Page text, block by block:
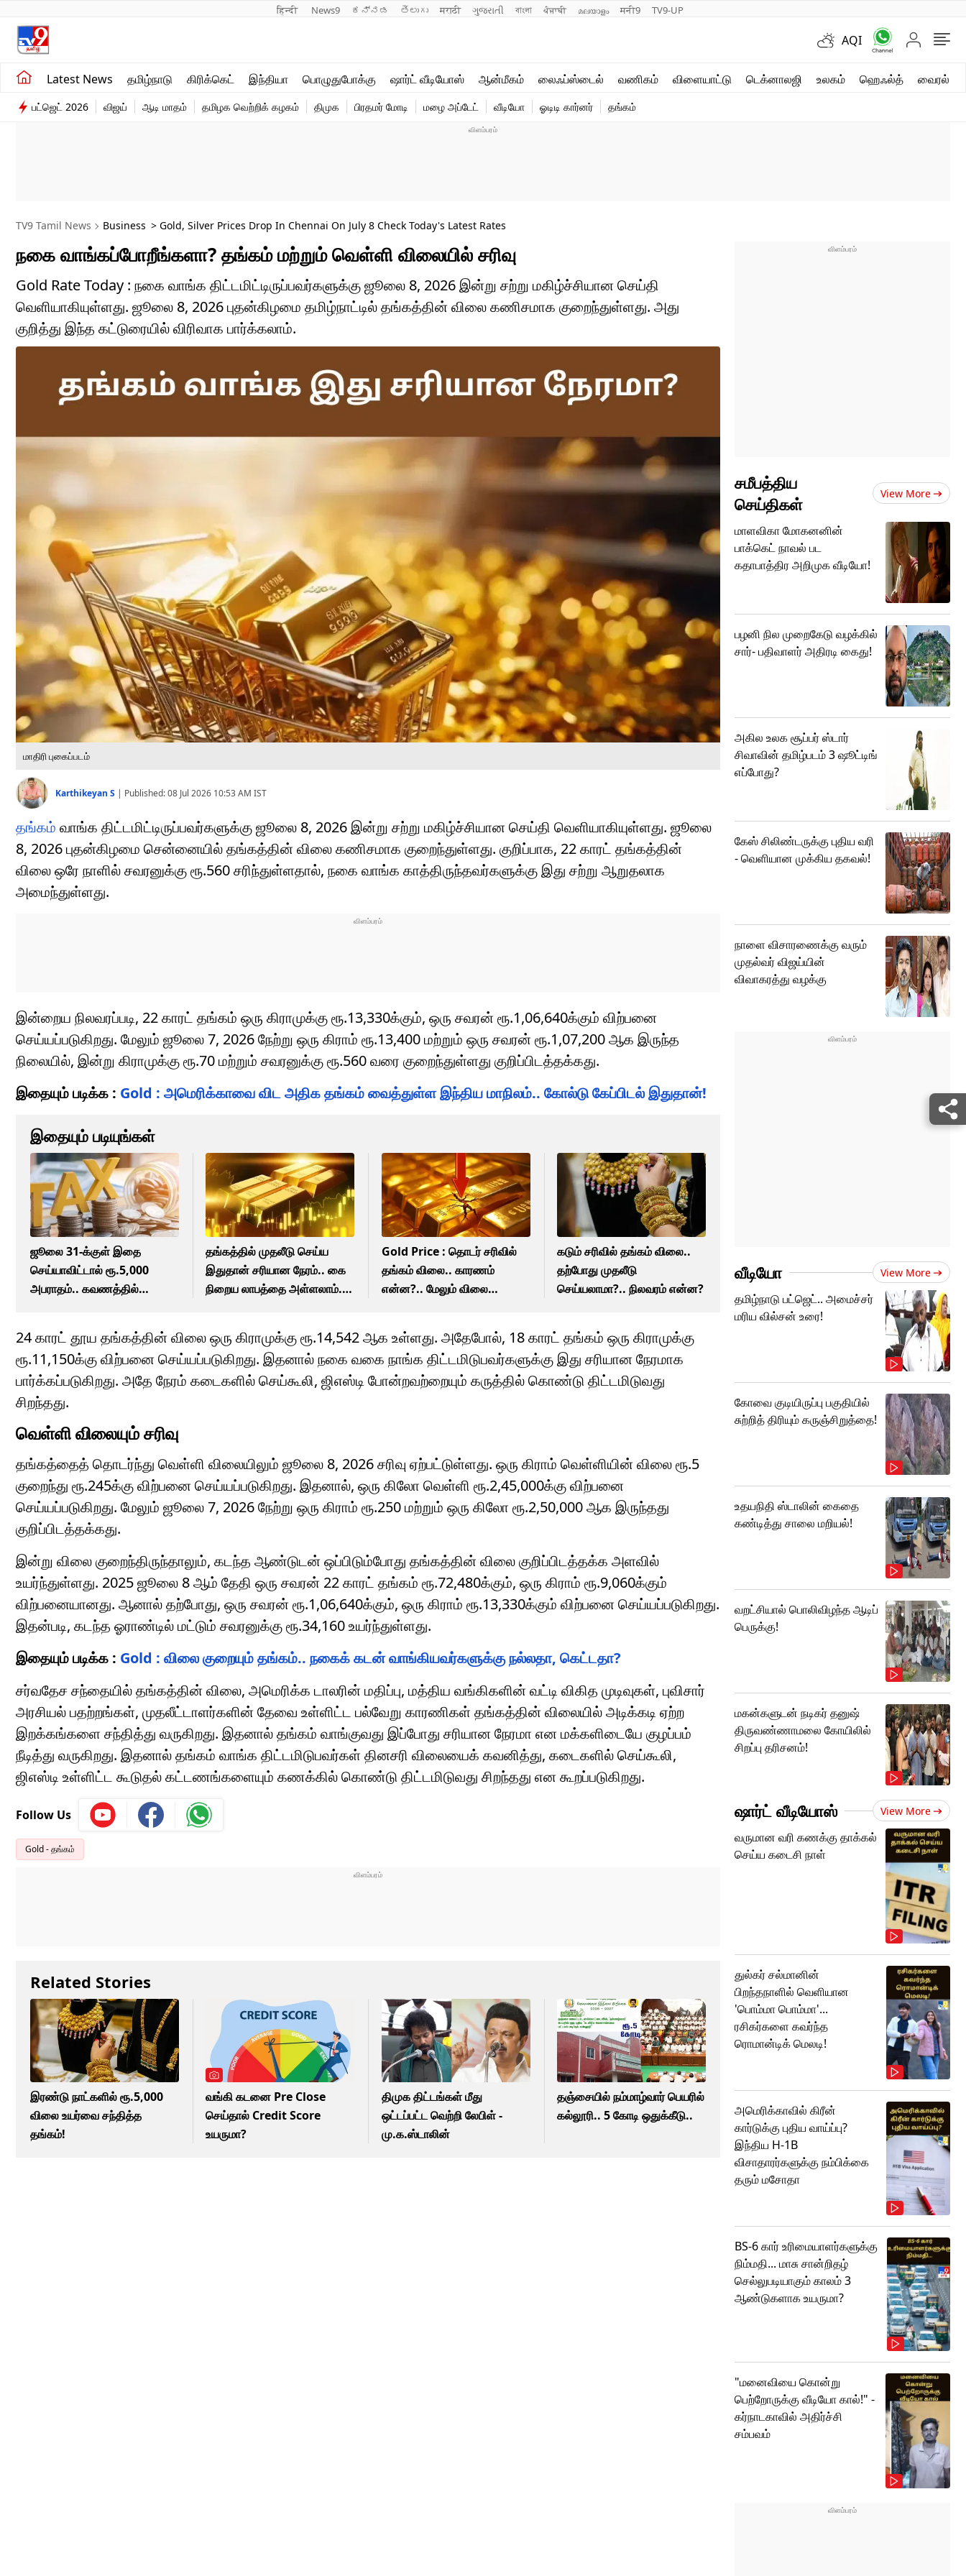
हिन्दी News9 ಕನ್ನಡ తెలుగు मराठी ગુજરાતી বাংলা ਪੰਜਾਬੀ മലയാളം मनी9 TV9-UP
AQI
Latest News தமிழ்நாடு கிரிக்கெட் இந்தியா பொழுதுபோக்கு ஷார்ட் வீடியோஸ் ஆன்மீகம் லைஃப்ஸ்டைல் வணிகம் விளையாட்டு டெக்னாலஜி உலகம் ஹெஃல்த் வைரல்
சமீபத்திய செய்திகள்
தமிழ்நாடு
விளையாட்டு
வணிகம்
வைரல்
பட்ஜெட் 2026 விஜய் ஆடி மாதம் தமிழக வெற்றிக் கழகம் திமுக பிரதமர் மோடி மழை அப்டேட் வீடியோ ஓடிடி கார்னர் தங்கம்
TV9 Tamil News Business > Gold, Silver Prices Drop In Chennai On July 8 Check Today's Latest Rates
நகை வாங்கப்போறீங்களா? தங்கம் மற்றும் வெள்ளி விலையில் சரிவு
Gold Rate Today : நகை வாங்க திட்டமிட்டிருப்பவர்களுக்கு ஜூலை 8, 2026 இன்று சற்று மகிழ்ச்சியான செய்தி
வெளியாகியுள்ளது. ஜூலை 8, 2026 புதன்கிழமை தமிழ்நாட்டில் தங்கத்தின் விலை கணிசமாக குறைந்துள்ளது. அது
குறித்து இந்த கட்டுரையில் விரிவாக பார்க்கலாம்.
மாதிரி புகைப்படம்
Karthikeyan S | Published:08 Jul 2026 10:53 AM IST
தங்கம் வாங்க திட்டமிட்டிருப்பவர்களுக்கு ஜூலை 8, 2026 இன்று சற்று மகிழ்ச்சியான செய்தி வெளியாகியுள்ளது. ஜூலை
8, 2026 புதன்கிழமை சென்னையில் தங்கத்தின் விலை கணிசமாக குறைந்துள்ளது. குறிப்பாக, 22 காரட் தங்கத்தின்
விலை ஒரே நாளில் சவரனுக்கு ரூ.560 சரிந்துள்ளதால், நகை வாங்க காத்திருந்தவர்களுக்கு இது சற்று ஆறுதலாக
அமைந்துள்ளது.
இன்றைய நிலவரப்படி, 22 காரட் தங்கம் ஒரு கிராமுக்கு ரூ.13,330க்கும், ஒரு சவரன் ரூ.1,06,640க்கும் விற்பனை
செய்யப்படுகிறது. மேலும் ஜூலை 7, 2026 நேற்று ஒரு கிராம் ரூ.13,400 மற்றும் ஒரு சவரன் ரூ.1,07,200 ஆக இருந்த
நிலையில், இன்று கிராமுக்கு ரூ.70 மற்றும் சவரனுக்கு ரூ.560 வரை குறைந்துள்ளது குறிப்பிடத்தக்கது.
இதையும் படிக்க : Gold : அமெரிக்காவை விட அதிக தங்கம் வைத்துள்ள இந்திய மாநிலம்.. கோல்டு கேப்பிடல் இதுதான்!
இதையும் படியுங்கள்
ஜூலை 31-க்குள் இதை
செய்யாவிட்டால் ரூ.5,000
அபராதம்.. கவணத்தில்
தங்கத்தில் முதலீடு செய்ய
இதுதான் சரியான நேரம்.. கை
நிறைய லாபத்தை அள்ளலாம்..
Gold Price : தொடர் சரிவில்
தங்கம் விலை.. காரணம்
என்ன?.. மேலும் விலை
கடும் சரிவில் தங்கம் விலை..
தற்போது முதலீடு
செய்யலாமா?.. நிலவரம் என்ன?
24 காரட் தூய தங்கத்தின் விலை ஒரு கிராமுக்கு ரூ.14,542 ஆக உள்ளது. அதேபோல், 18 காரட் தங்கம் ஒரு கிராமுக்கு
ரூ.11,150க்கு விற்பனை செய்யப்படுகிறது. இதனால் நகை வகை நாங்க திட்டமிடுபவர்களுக்கு இது சரியான நேரமாக
பார்க்கப்படுகிறது. அதே நேரம் கடைகளில் செய்கூலி, ஜிஎஸ்டி போன்றவற்றையும் கருத்தில் கொண்டு திட்டமிடுவது
சிறந்தது.
வெள்ளி விலையும் சரிவு
தங்கத்தைத் தொடர்ந்து வெள்ளி விலையிலும் ஜூலை 8, 2026 சரிவு ஏற்பட்டுள்ளது. ஒரு கிராம் வெள்ளியின் விலை ரூ.5
குறைந்து ரூ.245க்கு விற்பனை செய்யப்படுகிறது. இதனால், ஒரு கிலோ வெள்ளி ரூ.2,45,000க்கு விற்பனை
செய்யப்படுகிறது. மேலும் ஜூலை 7, 2026 நேற்று ஒரு கிராம் ரூ.250 மற்றும் ஒரு கிலோ ரூ.2,50,000 ஆக இருந்தது
குறிப்பிடத்தக்கது.
இன்று விலை குறைந்திருந்தாலும், கடந்த ஆண்டுடன் ஒப்பிடும்போது தங்கத்தின் விலை குறிப்பிடத்தக்க அளவில்
உயர்ந்துள்ளது. 2025 ஜூலை 8 ஆம் தேதி ஒரு சவரன் 22 காரட் தங்கம் ரூ.72,480க்கும், ஒரு கிராம் ரூ.9,060க்கும்
விற்பனையானது. ஆனால் தற்போது, ஒரு சவரன் ரூ.1,06,640க்கும், ஒரு கிராம் ரூ.13,330க்கும் விற்பனை செய்யப்படுகிறது.
இதன்படி, கடந்த ஓராண்டில் மட்டும் சவரனுக்கு ரூ.34,160 உயர்ந்துள்ளது.
இதையும் படிக்க : Gold : விலை குறையும் தங்கம்.. நகைக் கடன் வாங்கியவர்களுக்கு நல்லதா, கெட்டதா?
சர்வதேச சந்தையில் தங்கத்தின் விலை, அமெரிக்க டாலரின் மதிப்பு, மத்திய வங்கிகளின் வட்டி விகித முடிவுகள், புவிசார்
அரசியல் பதற்றங்கள், முதலீட்டாளர்களின் தேவை உள்ளிட்ட பல்வேறு காரணிகள் தங்கத்தின் விலையில் அடிக்கடி ஏற்ற
இறக்கங்களை சந்தித்து வருகிறது. இதனால் தங்கம் வாங்குவது இப்போது சரியான நேரமா என மக்களிடையே குழப்பம்
நீடித்து வருகிறது. இதனால் தங்கம் வாங்க திட்டமிடுபவர்கள் தினசரி விலையைக் கவனித்து, கடைகளில் செய்கூலி,
ஜிஎஸ்டி உள்ளிட்ட கூடுதல் கட்டணங்களையும் கணக்கில் கொண்டு திட்டமிடுவது சிறந்தது என கூறப்படுகிறது.
Follow Us
Gold - தங்கம்
Related Stories
இரண்டு நாட்களில் ரூ.5,000
விலை உயர்வை சந்தித்த
தங்கம்!
வங்கி கடனை Pre Close
செய்தால் Credit Score
உயருமா?
திமுக திட்டங்கள் மீது
ஒட்டப்பட்ட வெற்றி லேபிள் -
மு.க.ஸ்டாலின்
தஞ்சையில் நம்மாழ்வார் பெயரில்
கல்லூரி.. 5 கோடி ஒதுக்கீடு..
சமீபத்திய
செய்திகள்
View More
மாளவிகா மோகனனின்
பாக்கெட் நாவல் பட
கதாபாத்திர அறிமுக வீடியோ!
பழனி நில முறைகேடு வழக்கில்
சார்- பதிவாளர் அதிரடி கைது!
அகில உலக சூப்பர் ஸ்டார்
சிவாவின் தமிழ்படம் 3 ஷூட்டிங்
எப்போது?
கேஸ் சிலிண்டருக்கு புதிய வரி
- வெளியான முக்கிய தகவல்!
நாளை விசாரணைக்கு வரும்
முதல்வர் விஜய்யின்
விவாகரத்து வழக்கு
வீடியோ View More
தமிழ்நாடு பட்ஜெட்.. அமைச்சர்
மரிய வில்சன் உரை!
கோவை குடியிருப்பு பகுதியில்
சுற்றித் திரியும் கருஞ்சிறுத்தை!
உதயநிதி ஸ்டாலின் கைதை
கண்டித்து சாலை மறியல்!
வறட்சியால் பொலிவிழந்த ஆடிப்
பெருக்கு!
மகன்களுடன் நடிகர் தனுஷ்
திருவண்ணாமலை கோயிலில்
சிறப்பு தரிசனம்!
ஷார்ட் வீடியோஸ் View More
வருமான வரி கணக்கு தாக்கல்
செய்ய கடைசி நாள்
துல்கர் சல்மானின்
பிறந்தநாளில் வெளியான
'பொம்மா பொம்மா'...
ரசிகர்களை கவர்ந்த
ரொமான்டிக் மெலடி!
அமெரிக்காவில் கிரீன்
கார்டுக்கு புதிய வாய்ப்பு?
இந்திய H-1B
விசாதாரர்களுக்கு நம்பிக்கை
தரும் மசோதா
BS-6 கார் உரிமையாளர்களுக்கு
நிம்மதி... மாசு சான்றிதழ்
செல்லுபடியாகும் காலம் 3
ஆண்டுகளாக உயருமா?
"மனைவியை கொன்று
பெற்றோருக்கு வீடியோ கால்!" -
கர்நாடகாவில் அதிர்ச்சி
சம்பவம்